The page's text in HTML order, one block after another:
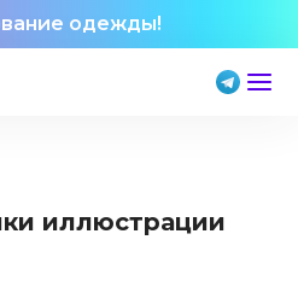
одежды!
иллюстрации